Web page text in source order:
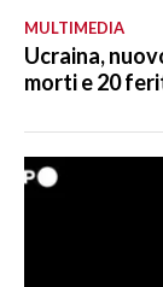
MULTIMEDIA
Ucraina,
morti e 20